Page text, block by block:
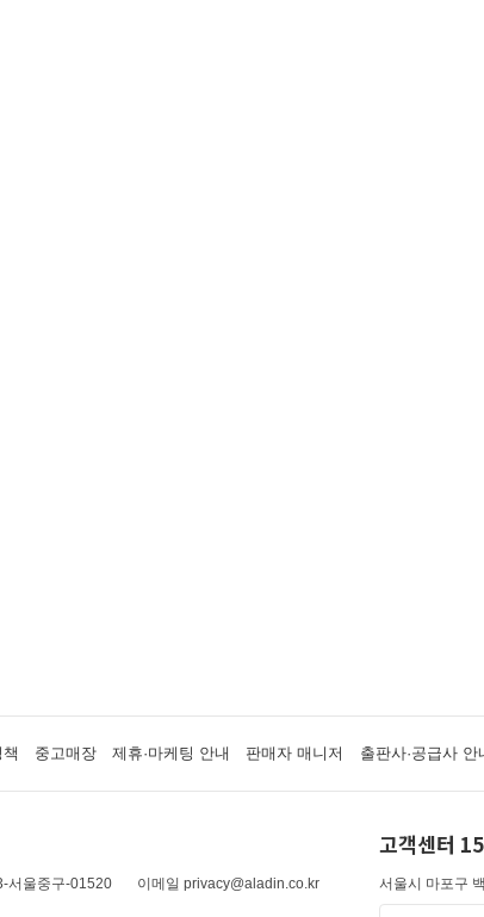
중고매장 제휴·마케팅 안내 판매자 매니저 출판사·공급사 안
서울중구-01520
이메일 privacy@aladin.co.kr
고객센터
서울시 마포구